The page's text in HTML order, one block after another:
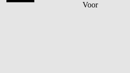
Voor